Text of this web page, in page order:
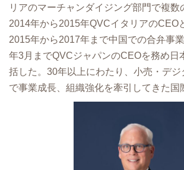
リアのマーチャンダイジング部門で複数
2014年から2015年QVCイタリアのCEO
2015年から2017年まで中国での合弁事
年3月までQVCジャパンのCEOを務め日
括した。30年以上にわたり、小売・デジ
で事業成長、組織強化を牽引してきた国